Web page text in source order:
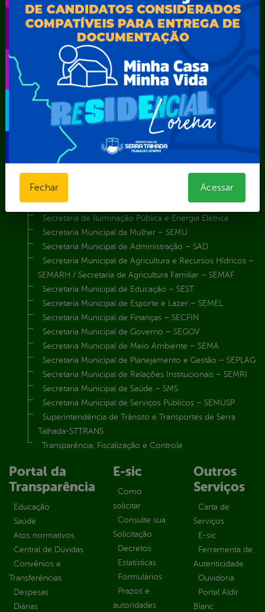
Secretarias
Agência Municipal de Meio Ambiente – AMMA
Assistência Social e Cidadania
Autarquia Educacional de Serra Talhada – AESET
Comando da Guarda Municipal-CGM
Diretoria da Defesa Civil
FUNDAÇÃO CULTURAL DE SERRA TALHADA
Gabinete da Prefeita
Gabinete do Vice-Prefeito
Instituto de Previdência Própria dos Servidores Públicos do
Município de Serra Talhada-IPPS
Obras e Infraestrutura
Procuradoria Geral do Município
Secretaria de Comunicação Social e Audiovisual
Secretaria de Desenvolvimento Econômico e Turismo
Secretaria de Iluminação Pública e Energia Elétrica
Secretaria Municipal da Mulher – SEMU
Secretaria Municipal de Administração – SAD
Secretaria Municipal de Agricultura e Recursos Hídricos –
SEMARH / Secretaria de Agricultura Familiar – SEMAF
Secretaria Municipal de Educação – SEST
Secretaria Municipal de Esporte e Lazer – SEMEL
Secretaria Municipal de Finanças – SECFIN
Secretaria Municipal de Governo – SEGOV
Secretaria Municipal de Meio Ambiente – SEMA
Secretaria Municipal de Planejamento e Gestão – SEPLAG
Secretaria Municipal de Relações Institucionais – SEMRI
Secretaria Municipal de Saúde – SMS
Secretaria Municipal de Serviços Públicos – SEMUSP
Superintendência de Trânsito e Transportes de Serra
Talhada-STTRANS
Transparência, Fiscalização e Controle
Portal da
Transparência
Educação
Saúde
Atos normativos
Central de Dúvidas
Convênios e
Transferências
Despesas
Diárias
E-sic
Como
solicitar
Consulte sua
Solicitação
Decretos
Estatísticas
Formulários
Prazos e
autoridades
Outros
Serviços
Carta de
Serviços
E-sic
Ferramenta de
Autenticidade
Ouvidoria
Portal Aldir
Blanc
Fechar Acessar